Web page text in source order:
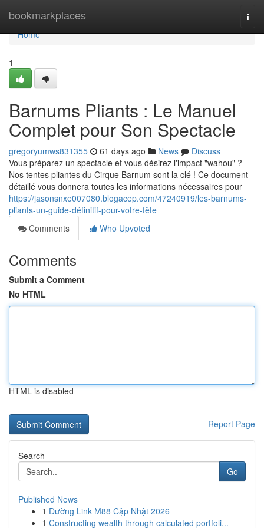
bookmarkplaces
Home
Home
1
Barnums Pliants : Le Manuel
Complet pour Son Spectacle
gregoryumws831355 61 days ago News
Discuss
Vous préparez un spectacle et vous désirez l'impact "wahou" ?
Nos tentes pliantes du Cirque Barnum sont la clé ! Ce document
détaillé vous donnera toutes les informations nécessaires pour
https://jasonsnxe007080.blogacep.com/47240919/les-barnums-
pliants-un-guide-définitif-pour-votre-fête
Comments
Who Upvoted
Comments
Submit a Comment
No HTML
HTML is disabled
Report Page
Search
Go
Published News
1 Đường Link M88 Cập Nhật 2026
1 Constructing wealth through calculated portfoli...